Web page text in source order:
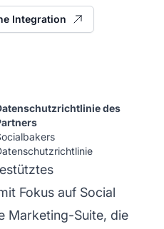
Integration
des
Fokus auf Social
Marketing-Suite, die